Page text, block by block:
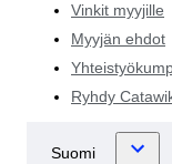
Vinkit myyjille
Myyjän ehdot
Ryhdy